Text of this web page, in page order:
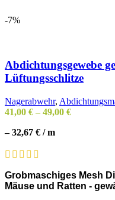
-7%
Abdichtungsgewebe
Lüftungsschlitze
Nagerabwehr,
41,00 € – 49,00 €
–32,67 € /m
Grobmaschiges Mesh
Mäuse und Ratten -